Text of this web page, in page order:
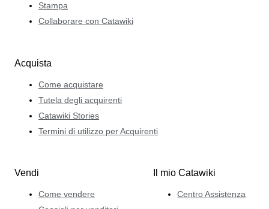
Stampa
Collaborare con Catawiki
Acquista
Come acquistare
Tutela degli acquirenti
Catawiki Stories
Termini di utilizzo per Acquirenti
Vendi
Come vendere
Il mio Catawiki
Centro Assistenza